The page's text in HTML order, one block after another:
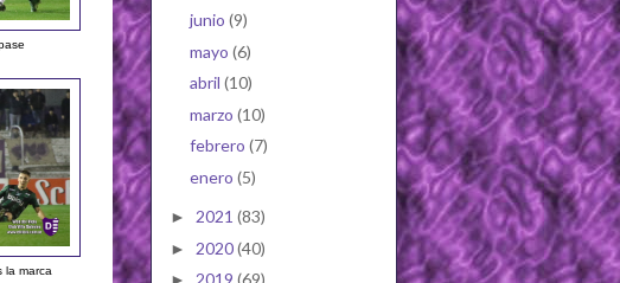
la marca
junio (9)
mayo (6)
abril (10)
marzo (10)
febrero (7)
enero (5)
► 2021 (83)
► 2020(40)